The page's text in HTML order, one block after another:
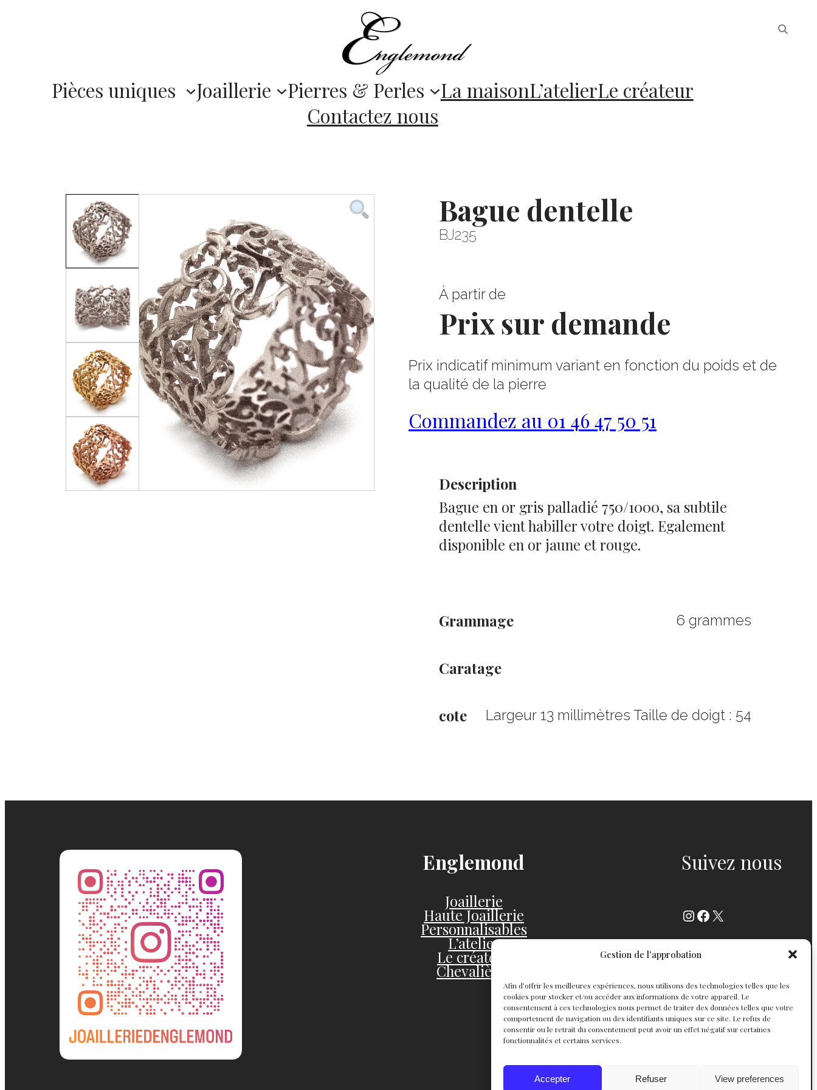
Gestion de l'approbation
Afin d’offrir les meilleures expériences, nous utilisons des technologies telles que les
cookies pour stocker et/ou accéder aux informations de votre appareil. Le
consentement à ces technologies nous permet de traiter des données telles que votre
comportement de navigation ou des identifiants uniques sur ce site. Le refus de
consentir ou le retrait du consentement peut avoir un effet négatif sur certaines
fonctionnalités et certains services.
Accepter Refuser View preferences
Pièces uniques Joaillerie Pierres & Perles La maisonL’atelierLe créateur
Contactez nous
Bague dentelle
BJ235
À partir de
Prix sur demande
Prix indicatif minimum variant en fonction du poids et de
la qualité de la pierre
Commandez au 01 46 47 50 51
Description
Bague en or gris palladié 750/1000, sa subtile
dentelle vient habiller votre doigt. Egalement
disponible en or jaune et rouge.
Grammage 6 grammes
Caratage
cote Largeur 13 millimètres Taille de doigt : 54
Englemond
Joaillerie
Haute Joaillerie
Personnalisables
L’atelier
Le créateur
Chevalières
Suivez nous
Instagram
Facebook
X